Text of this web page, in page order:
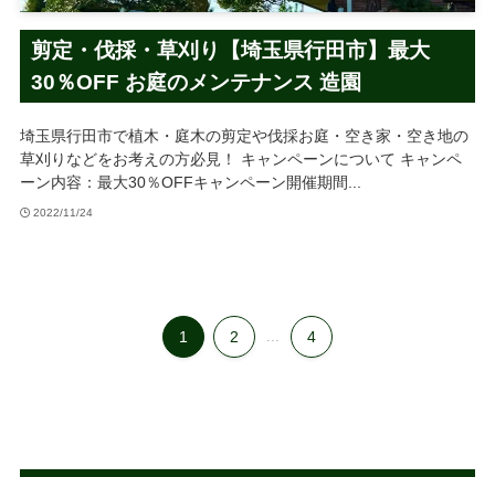
剪定・伐採・草刈り【埼玉県行田市】最大
30％OFF お庭のメンテナンス 造園
埼玉県行田市で植木・庭木の剪定や伐採お庭・空き家・空き地の
草刈りなどをお考えの方必見！ キャンペーンについて キャンペ
ーン内容：最大30％OFFキャンペーン開催期間...
2022/11/24
1 2 ... 4